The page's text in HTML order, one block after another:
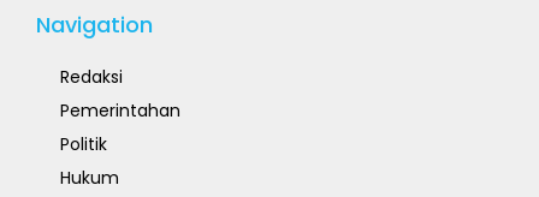
Navigation
Redaksi
Pemerintahan
Politik
Hukum